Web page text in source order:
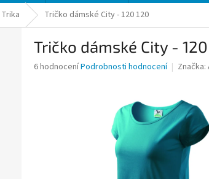
Trika Tričko dámské City - 120120
Tričko dámské City - 120
Průměrné
6 hodnoceníPodrobnosti hodnocení Značka: